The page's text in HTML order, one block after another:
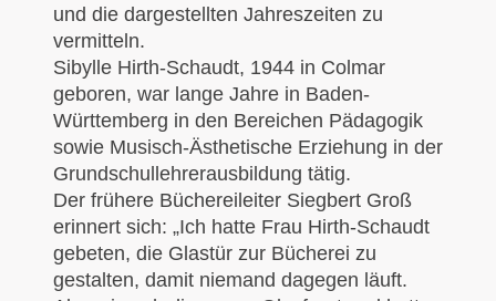
und die dargestellten Jahreszeiten zu
vermitteln.
Sibylle Hirth-Schaudt, 1944 in Colmar
geboren, war lange Jahre in Baden-
Württemberg in den Bereichen Pädagogik
sowie Musisch-Ästhetische Erziehung in der
Grundschullehrerausbildung tätig.
Der frühere Büchereileiter Siegbert Groß
erinnert sich: „Ich hatte Frau Hirth-Schaudt
gebeten, die Glastür zur Bücherei zu
gestalten, damit niemand dagegen läuft.